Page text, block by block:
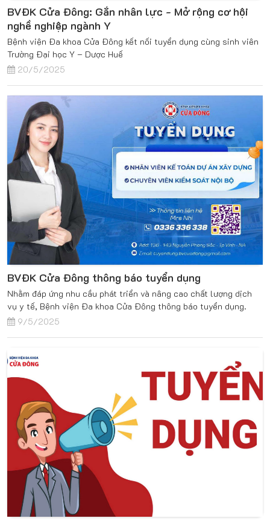
BVĐK Cửa Đông: Gắn nhân lực - Mở rộng cơ hội
nghề nghiệp ngành Y
Bệnh viện Đa khoa Cửa Đông kết nối tuyển dụng cùng sinh viên
Trường Đại học Y – Dược Huế
20/5/2025
BVĐK Cửa Đông thông báo tuyển dụng
Nhằm đáp ứng nhu cầu phát triển và nâng cao chất lượng dịch
vụ y tế, Bệnh viện Đa khoa Cửa Đông thông báo tuyển dụng.
9/5/2025